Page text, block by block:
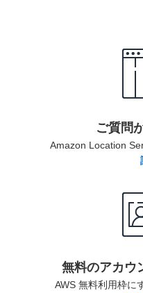
ご質問
Amazon Location
無料のアカウ
AWS 無料利用枠に